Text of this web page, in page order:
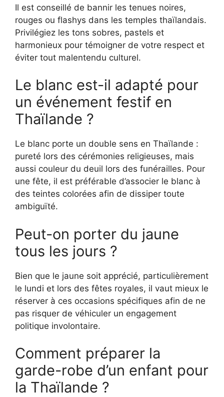
Il est conseillé de bannir les tenues noires,
rouges ou flashys dans les temples thaïlandais.
Privilégiez les tons sobres, pastels et
harmonieux pour témoigner de votre respect et
éviter tout malentendu culturel.
Le blanc est-il adapté pour
un événement festif en
Thaïlande ?
Le blanc porte un double sens en Thaïlande :
pureté lors des cérémonies religieuses, mais
aussi couleur du deuil lors des funérailles. Pour
une fête, il est préférable d’associer le blanc à
des teintes colorées afin de dissiper toute
ambiguïté.
Peut-on porter du jaune
tous les jours ?
Bien que le jaune soit apprécié, particulièrement
le lundi et lors des fêtes royales, il vaut mieux le
réserver à ces occasions spécifiques afin de ne
pas risquer de véhiculer un engagement
politique involontaire.
Comment préparer la
garde-robe d’un enfant pour
la Thaïlande ?